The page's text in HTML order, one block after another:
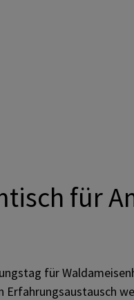
für
für
Erfahrungsaustausch